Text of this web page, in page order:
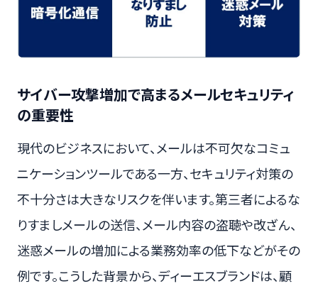
サイバー攻撃増加で高まるメールセキュリティ
の重要性
現代のビジネスにおいて、メールは不可欠なコミュ
ニケーションツールである一方、セキュリティ対策の
不十分さは大きなリスクを伴います。第三者によるな
りすましメールの送信、メール内容の盗聴や改ざん、
迷惑メールの増加による業務効率の低下などがその
例です。こうした背景から、ディーエスブランドは、顧